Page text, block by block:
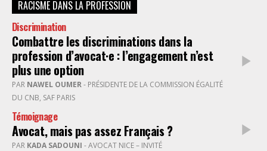
RACISME DANS LA PROFESSION
Discrimination
Combattre les discriminations dans la
profession d’avocat·e : l’engagement n’est
plus une option
PAR NAWEL OUMER
DU CNB, SAF PARIS
Témoignage
Avocat, mais pas assez Français ?
PAR KADA SADOUNI - AVOCAT NICE – INVITÉ